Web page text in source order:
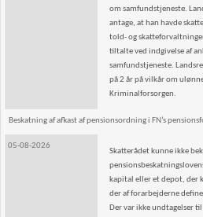
om samfundstjeneste.
antage, at han havde
told- og
tiltalte ved indgivelse af
samfundstjeneste.
på 2 år på vilkår om
Kriminalforsorgen.
Beskatning af afkast af pensionsordning i FN’s
05-08-2026
Skatterådet kunne ikke
kapital eller et depot, der
der af forarbejderne
Der var ikke undtagelser